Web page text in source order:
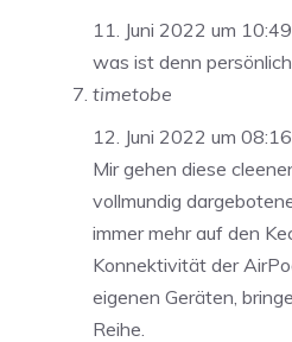
11. Juni 2022 um
was ist denn
timetobe
12. Juni 2022 um
Mir gehen diese
vollmundig
immer mehr auf den
Konnektivität der
eigenen Geräten,
Reihe.